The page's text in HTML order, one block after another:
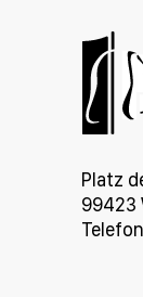
Platz
99423